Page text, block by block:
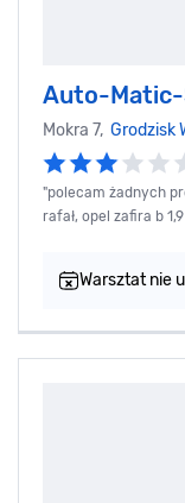
Auto-
Mokra 7, Grodzisk
"polecam żadnych
rafał, opel zafira b
Warsztat nie